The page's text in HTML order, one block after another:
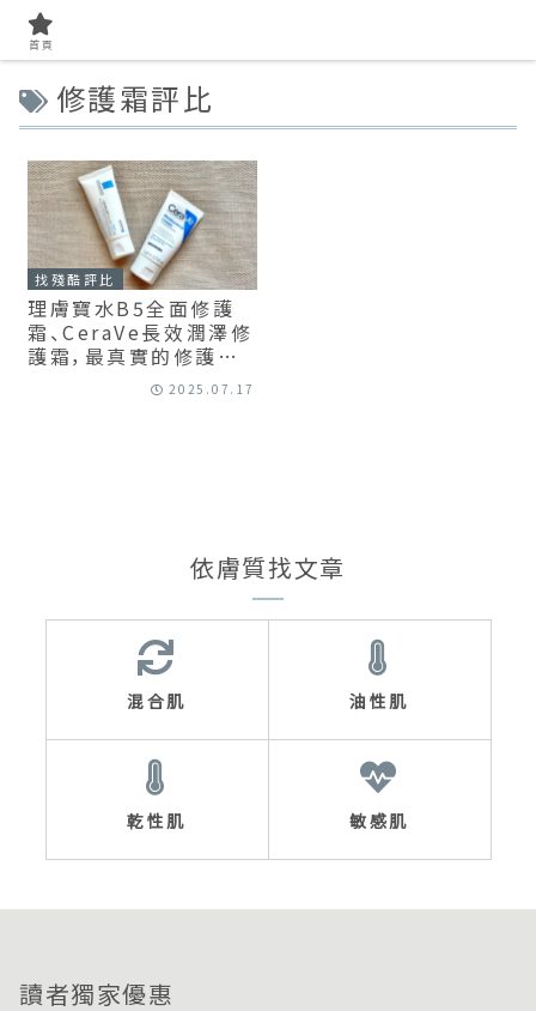
修護霜評比
找殘酷評比
理膚寶水B5全面修護
霜、CeraVe長效潤澤修
護霜，最真實的修護王
2025.07.17
依膚質找文章
混合肌 油性肌
乾性肌 敏感肌
讀者獨家優惠
首頁